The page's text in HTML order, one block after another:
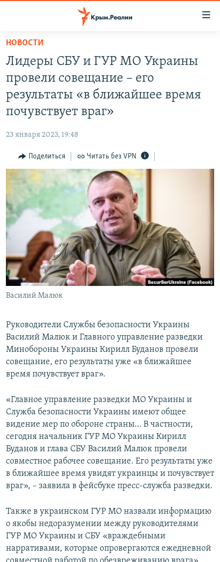
Вернуться
основному
содержанию
Вернутся
главной
Вернутся
поиску
СПЕЦПРОЕКТЫ
ВОДА
ИНТЕРАКТИВ
ИНФОГРАФИКА
ТЕЛЕПРОЕКТ КРЫМ.РЕАЛИИ
СОВЕТЫ ПРАВОЗАЩИТНИКОВ
ПРОПАВШИЕ БЕЗ ВЕСТИ
ПОБЕДИТЕЛЕЙ НЕ СУДЯТ?
КРЫМ.НЕПОКОРЕННЫЙ
ELIFBE
УКРАИНСКАЯ ПРОБЛЕМА КРЫМА
РАДІО СВОБОДА
КАК ОБОЙТИ БЛОКИРОВКУ
Українською
Qırımtatar
ПРИСОЕДИНЯЙТЕСЬ!
Все сайты RFE/RL
НОВОСТИ
Лидеры СБУ и ГУР МО Украины
провели совещание – его
результаты «в ближайшее время
почувствует враг»
23 января 2023, 19:48
Поделиться Читать без VPN
Василий Малюк
Руководители Службы безопасности Украины
Василий Малюк и Главного управление разведки
Минобороны Украины Кирилл Буданов провели
совещание, его результаты уже «в ближайшее
время почувствует враг».
«Главное управление разведки МО Украины и
Служба безопасности Украины имеют общее
видение мер по обороне страны… В частности,
сегодня начальник ГУР МО Украины Кирилл
Буданов и глава СБУ Василий Малюк провели
совместное рабочее совещание. Его результаты уже
в ближайшее время увидят украинцы и почувствует
враг», – заявила в фейсбуке пресс-служба разведки.
Также в украинском ГУР МО назвали информацию
о якобы недоразумении между руководителями
ГУР МО Украины и СБУ «враждебными
нарративами, которые опровергаются ежедневной